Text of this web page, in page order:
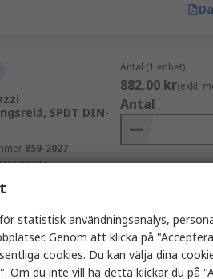
SPDT DIN-
859-3027
Antal (1 enhet)
882,00 kr(exkl.
Antal
Antal (1 enhet)
statistisk användningsanalys,
Genom att klicka på
cookies. Du kan välja dina
Om du inte vill ha detta klickar du på